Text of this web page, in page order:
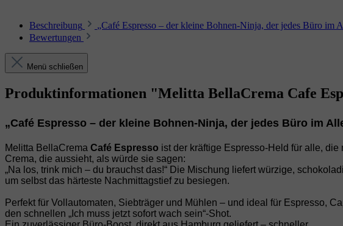
Beschreibung „Café Espresso – der kleine Bohnen‑Ninja, der jedes Büro
Bewertungen
Menü schließen
Produktinformationen "Melitta BellaCrema Cafe
„Café Espresso – der kleine Bohnen‑Ninja, der jedes Büro im
Melitta BellaCrema Café Espresso ist der kräftige Espresso‑Held für alle,
Crema, die aussieht, als würde sie sagen:
„Na los, trink mich – du brauchst das!“ Die Mischung liefert würzige,
um selbst das härteste Nachmittagstief zu besiegen.
Perfekt für Vollautomaten, Siebträger und Mühlen – und ideal für Espresso,
den schnellen „Ich muss jetzt sofort wach sein“-Shot.